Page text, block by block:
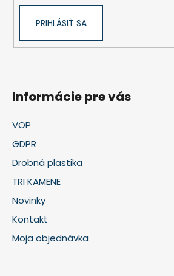
PRIHLÁSIŤ SA
Informácie pre vás
VOP
GDPR
Drobná plastika
TRI KAMENE
Novinky
Kontakt
Moja objednávka